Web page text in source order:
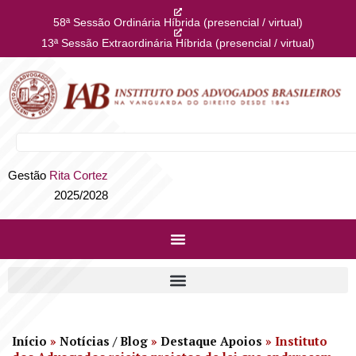
58ª Sessão Ordinária Híbrida (presencial / virtual)
13ª Sessão Extraordinária Híbrida (presencial / virtual)
Gestão Rita Cortez
2025/2028
Início » Notícias / Blog » Destaque Apoios » Instituto